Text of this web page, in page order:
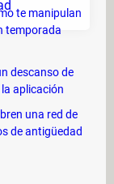
juegos de
de
te manipulan
temporada
descanso de
aplicación
una red de
de antigüedad